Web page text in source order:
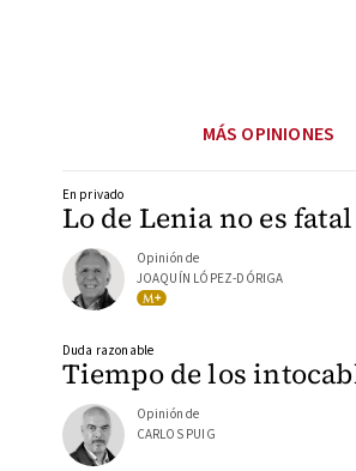
MÁS OPINIONES
Lo de Lenia no es fatal
En privado
Opinión de
JOAQUÍN LÓPEZ-DÓRIGA
Tiempo de los
Duda razonable
Opinión de
CARLOS PUIG